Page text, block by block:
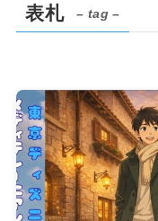
表札 – tag –